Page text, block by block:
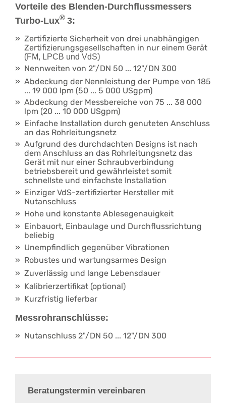
Vorteile des Blenden-Durchflussmessers
Turbo-Lux® 3:
Zertifizierte Sicherheit von drei unabhängigen
Zertifizierungsgesellschaften in nur einem Gerät
(FM, LPCB und VdS)
Nennweiten von 2"/DN 50 ... 12"/DN 300
Abdeckung der Nennleistung der Pumpe von 185
... 19 000 lpm (50 ... 5 000 USgpm)
Abdeckung der Messbereiche von 75 ... 38 000
lpm (20 ... 10 000 USgpm)
Einfache Installation durch genuteten Anschluss
an das Rohrleitungsnetz
Aufgrund des durchdachten Designs ist nach
dem Anschluss an das Rohrleitungsnetz das
Gerät mit nur einer Schraubverbindung
betriebsbereit und gewährleistet somit
schnellste und einfachste Installation
Einziger VdS-zertifizierter Hersteller mit
Nutanschluss
Hohe und konstante Ablesegenauigkeit
Einbauort, Einbaulage und Durchflussrichtung
beliebig
Unempfindlich gegenüber Vibrationen
Robustes und wartungsarmes Design
Zuverlässig und lange Lebensdauer
Kalibrierzertifikat (optional)
Kurzfristig lieferbar
Messrohranschlüsse:
Nutanschluss 2"/DN 50 ... 12"/DN 300
Beratungstermin vereinbaren